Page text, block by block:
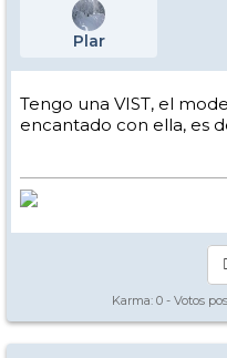
Plar
Tengo una VIST, el
encantado con ella, es
Karma: 0 - Votos